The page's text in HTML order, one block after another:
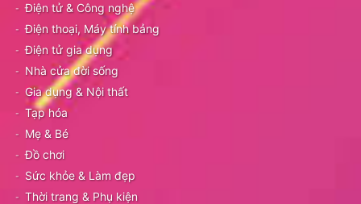
Điện tử & Công nghệ
Điện thoại, Máy tính bảng
Điện tử gia dụng
Nhà cửa đời sống
Gia dụng & Nội thất
Tạp hóa
Mẹ & Bé
Đồ chơi
Sức khỏe & Làm đẹp
Thời trang & Phụ kiện